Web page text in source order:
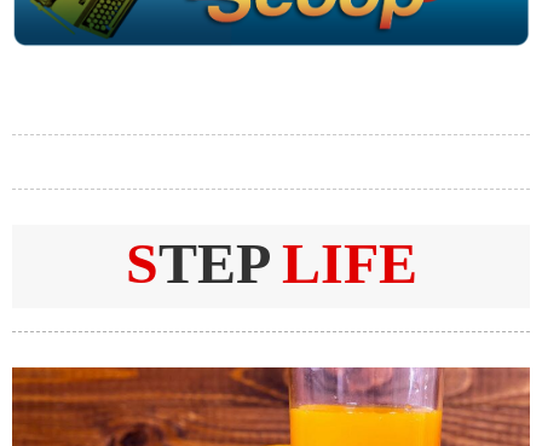
STEP LIFE